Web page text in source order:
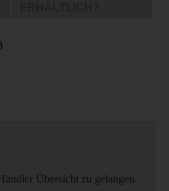
Übersicht zu gelangen.